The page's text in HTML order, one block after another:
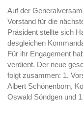
Auf der
Vorstand für die
Präsident stellte sich
desgleichen
Für ihr Engagement
verdient. Der neue
folgt zusammen: 1.
Albert Schönenborn,
Oswald Söndgen und